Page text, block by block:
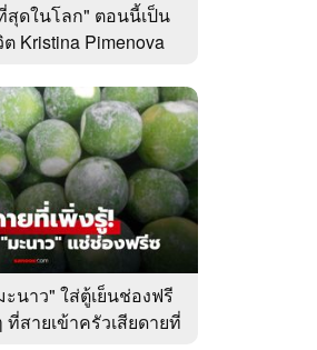
ดในโลก" ตอนนี้เป็น
Kristina Pimenova
นาว" ใส่ตู้เย็นช่องฟรี
สายเข้าครัวเสียดายที่